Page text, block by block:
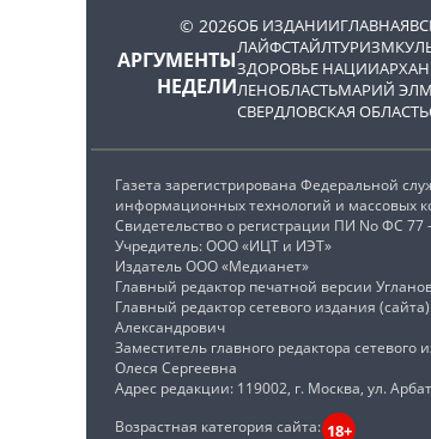
© 2026
АРГУМЕНТЫ
НЕДЕЛИ
ОБ ИЗДАНИИГЛАВНАЯ
ЛАЙФСТАЙЛТУРИЗМ
ЗДОРОВЬЕ НАЦИИ
ЛЕНОБЛАСТЬМАРИЙ ЭЛ
СВЕРДЛОВСКАЯ ОБЛАСТЬ
Газета зарегистрирована Федеральной
информационных технологий и массовых
Свидетельство о регистрации ПИ No ФС 77
Учредитель: ООО «ИЦТ и ИЭТ»
Издатель ООО «Медианет»
Главный редактор печатной версии
Главный редактор сетевого издания
Александрович
Заместитель главного редактора сетевого
Олеся Сергеевна
Адрес редакции: 119002, г. Москва, ул.
Возрастная категория сайта: 18+